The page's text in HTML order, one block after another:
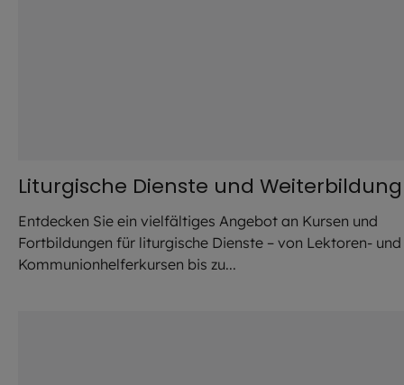
Liturgische Dienste und Weiterbildung
Entdecken Sie ein vielfältiges Angebot an Kursen und
Fortbildungen für liturgische Dienste – von Lektoren- und
Kommunionhelferkursen bis zu...